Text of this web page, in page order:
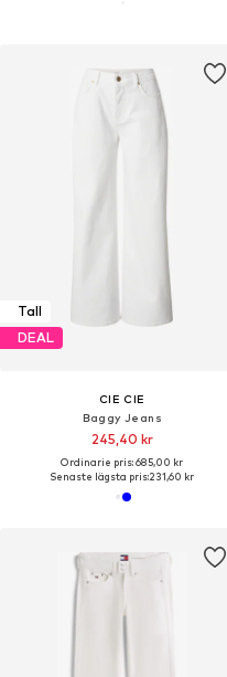
Tall
DEAL
CIE CIE
Baggy Jeans
245,40 kr
Ordinarie pris: 685,00 kr
Senaste lägsta pris:231,60 kr